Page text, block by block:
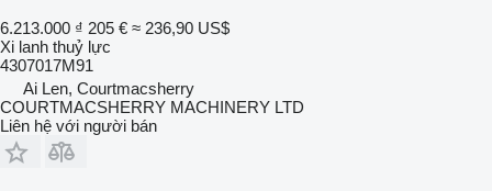
6.213.000 ₫ 205 € ≈ 236,90 US$
Xi lanh thuỷ lực
4307017M91
Ai Len, Courtmacsherry
COURTMACSHERRY MACHINERY LTD
Liên hệ với người bán